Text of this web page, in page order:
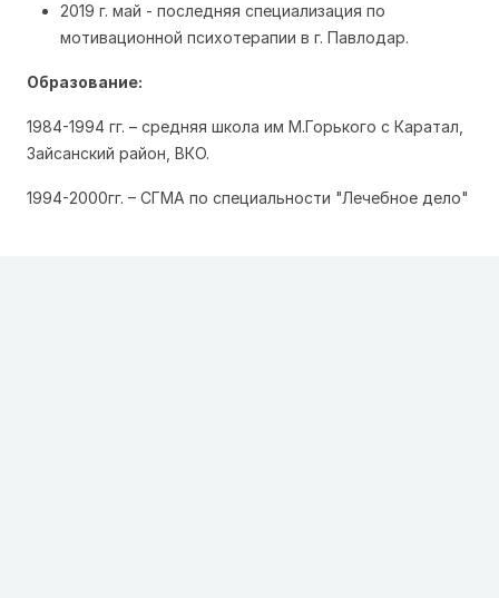
2019 г. май - последняя специализация по
мотивационной психотерапии в г. Павлодар.
Образование:
1984-1994 гг. – средняя школа им М.Горького с Каратал,
Зайсанский район, ВКО.
1994-2000гг. – СГМА по специальности "Лечебное дело"